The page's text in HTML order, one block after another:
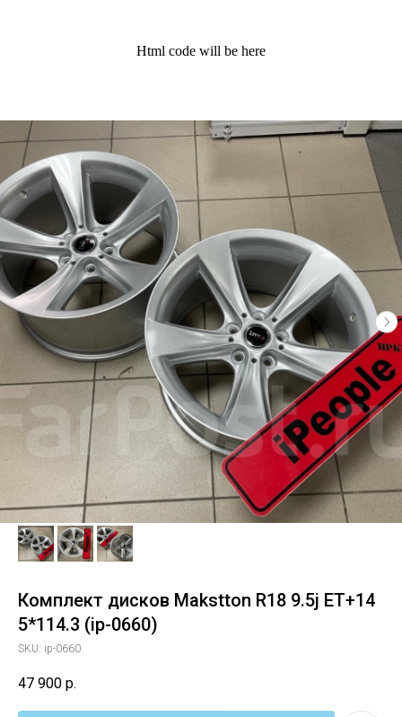
Html code will be here
Комплект дисков Makstton R18 9.5j ET+14
5*114.3 (ip-0660)
SKU: ip-0660
47 900 р.